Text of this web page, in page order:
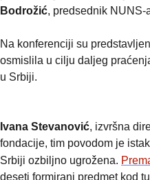
Bodrožić, predsednik NUNS-
Na konferenciji su
osmislila u cilju daljeg
u Srbiji.
Ivana Stevanović, izvršna
fondacije, tim povodom je
Srbiji ozbiljno ugrožena.
deseti formirani predmet kod